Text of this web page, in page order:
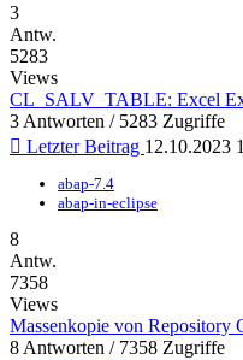
3
Antw.
5283
Views
CL_SALV_TABLE: Excel
3 Antworten / 5283 Zugriffe
Letzter Beitrag 12.10.2023
abap-7.4
abap-in-eclipse
8
Antw.
7358
Views
Massenkopie von Repository
8 Antworten / 7358 Zugriffe